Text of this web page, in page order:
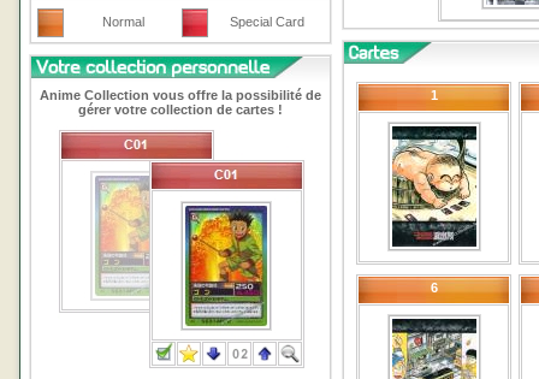
Normal Special Card
Anime Collection vous offre la possibilité de
gérer votre collection de cartes !
1
6